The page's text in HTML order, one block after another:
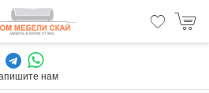
нам